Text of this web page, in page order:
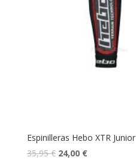
Espinilleras Hebo XTR Junior
35,95€ 24,00 €